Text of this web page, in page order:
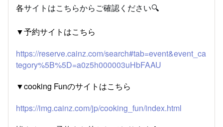
各サイトはこちらからご確認ください🔍
▼予約サイトはこちら
https://reserve.cainz.com/search#tab=event&event_ca
tegory%5B%5D=a0z5h000003uHbFAAU
▼cooking Funのサイトはこちら
https://img.cainz.com/jp/cooking_fun/index.html